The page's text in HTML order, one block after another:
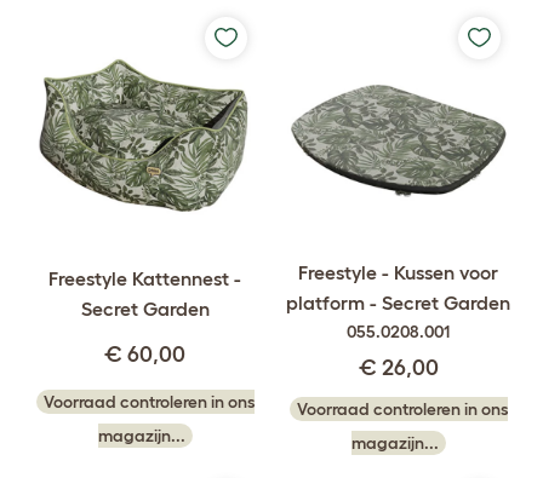
Freestyle Kattennest -
Secret Garden
€ 60,00
Voorraad controleren in ons
magazijn...
Freestyle - Kussen voor
platform - Secret Garden
055.0208.001
€ 26,00
Voorraad controleren in ons
magazijn...